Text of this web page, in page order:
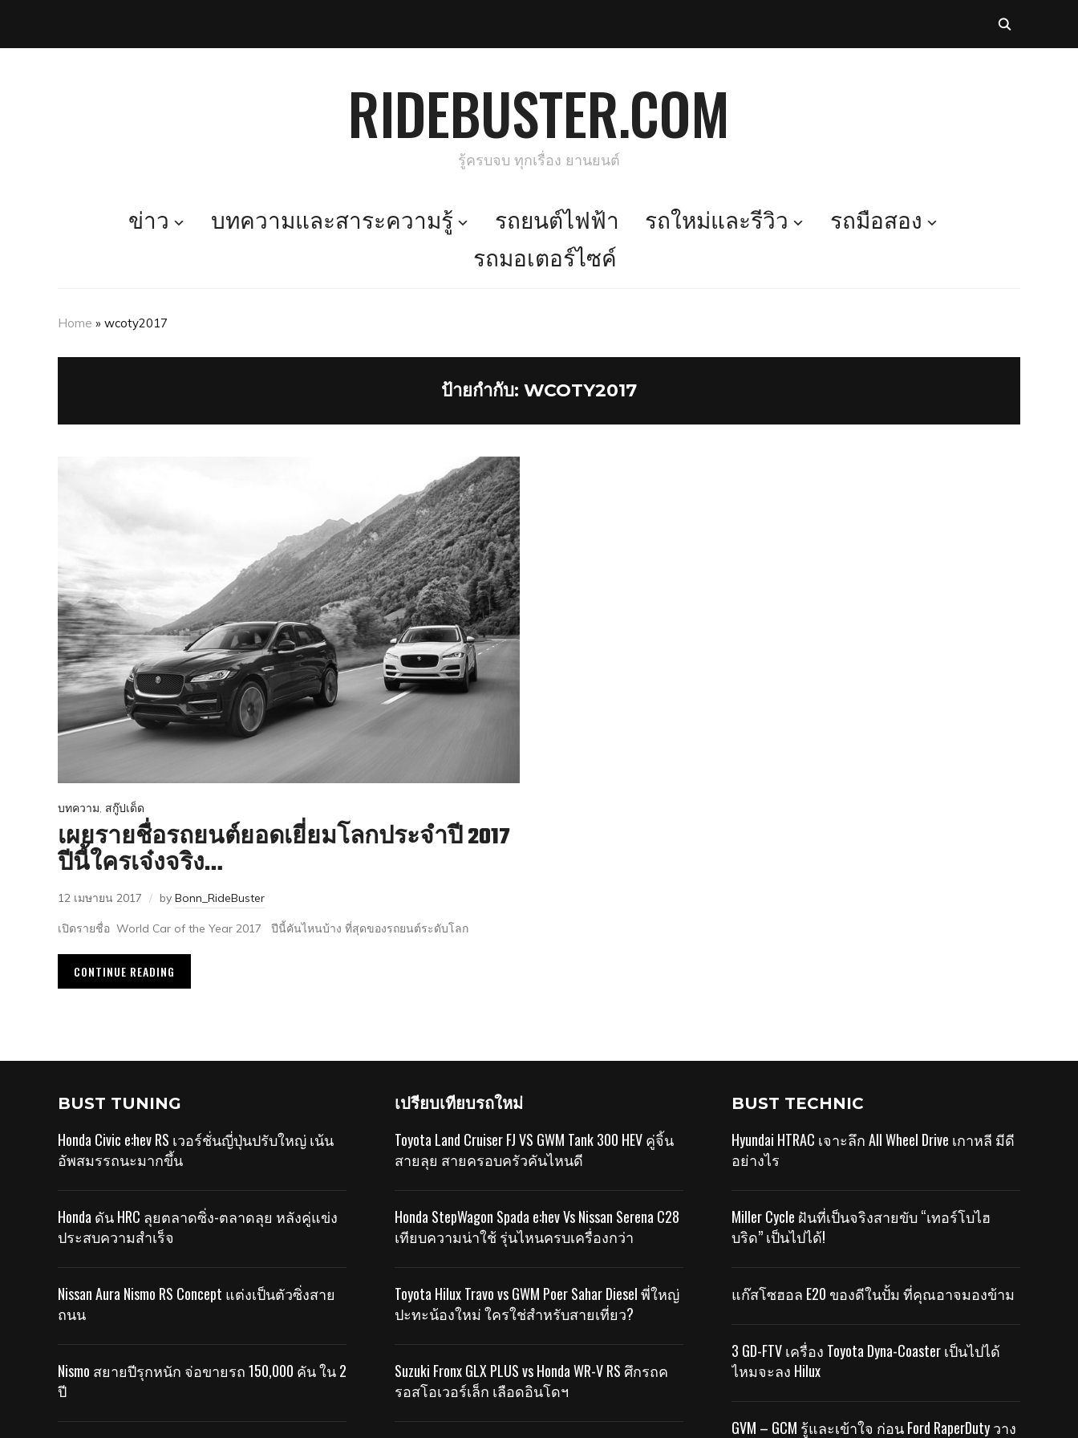
RIDEBUSTER.COM
รู้ครบจบ ทุกเรื่อง ยานยนต์
ข่าว บทความและสาระความรู้ รถยนต์ไฟฟ้า รถใหม่และรีวิว
รถมือสอง
รถมอเตอร์ไซค์
Home » wcoty2017
ป้ายกำกับ: WCOTY2017
บทความ, สกู๊ปเด็ด
เผยรายชื่อรถยนต์ยอดเยี่ยมโลกประจำปี 2017
ปีนี้ใครเจ๋งจริง…
12 เมษายน 2017 by Bonn_RideBuster
เปิดรายชื่อ World Car of the Year 2017 ปีนี้คันไหนบ้าง ที่สุดของรถยนต์ระดับโลก
CONTINUE READING
BUST TUNING
Honda Civic e:hev RS เวอร์ชั่นญี่ปุ่นปรับใหญ่ เน้น
อัพสมรรถนะมากขึ้น
Honda ดัน HRC ลุยตลาดซิ่ง-ตลาดลุย หลังคู่แข่ง
ประสบความสำเร็จ
Nissan Aura Nismo RS Concept แต่งเป็นตัวซิ่งสาย
ถนน
Nismo สยายปีรุกหนัก จ่อขายรถ 150,000 คัน ใน 2
ปี
เปรียบเทียบรถใหม่
Toyota Land Cruiser FJ VS GWM Tank 300 HEV คู่จิ้น
สายลุย สายครอบครัวคันไหนดี
Honda StepWagon Spada e:hev Vs Nissan Serena C28
เทียบความน่าใช้ รุ่นไหนครบเครื่องกว่า
Toyota Hilux Travo vs GWM Poer Sahar Diesel พี่ใหญ่
ปะทะน้องใหม่ ใครใช่สำหรับสายเที่ยว?
Suzuki Fronx GLX PLUS vs Honda WR-V RS ศึกรถค
รอสโอเวอร์เล็ก เลือดอินโดฯ
BUST TECHNIC
Hyundai HTRAC เจาะลึก All Wheel Drive เกาหลี มีดี
อย่างไร
Miller Cycle ฝันที่เป็นจริงสายขับ “เทอร์โบไฮ
บริด” เป็นไปได้!
แก๊สโซฮอล E20 ของดีในปั้ม ที่คุณอาจมองข้าม
3 GD-FTV เครื่อง Toyota Dyna-Coaster เป็นไปได้
ไหมจะลง Hilux
GVM – GCM รู้และเข้าใจ ก่อน Ford RaperDuty วาง